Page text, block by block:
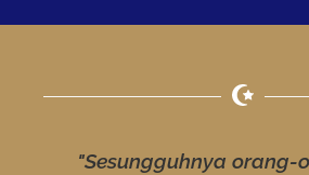
"Sesungguhnya orang-